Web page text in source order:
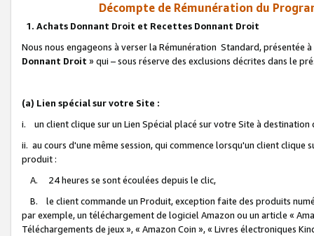
Décompte de Rémunération du
1. Achats Donnant Droit et Recettes Donnant Droit
Nous nous engageons à verser la Rémunération Standard, présentée
Donnant Droit » qui – sous réserve des exclusions décrites dans le
(a) Lien spécial sur votre Site :
i. un client clique sur un Lien Spécial placé sur votre Site à destination
ii. au cours d'une même session, qui commence lorsqu'un client
produit :
A. 24 heures se sont écoulées depuis le clic,
B. le client commande un Produit, exception faite des produits
par exemple, un téléchargement de logiciel Amazon ou un article «
Téléchargements de jeux », « Amazon Coin », « Livres électroniques